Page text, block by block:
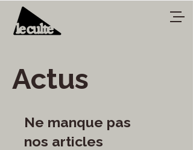
Actus
Ne manque pas
nos articles